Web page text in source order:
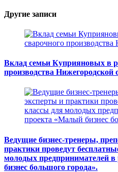
Другие записи
Вклад семьи Куприяновых в
производства Нижегородской
Ведущие бизнес-тренеры,
практики проведут
молодых предпринимателей
бизнес большого города».